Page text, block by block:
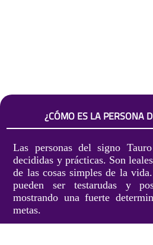
¿CÓMO ES LA PERSONA
Las personas del signo
decididas y prácticas. Son
de las cosas simples de la
pueden ser testarudas y
mostrando una fuerte
metas.